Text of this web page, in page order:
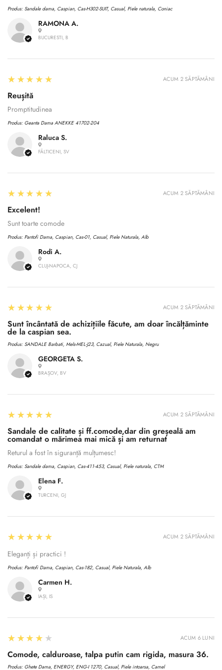
RAMONA A.
BUCURESTI, B
Produs: Sandale dama, Caspian, Cas-H302-SUIT, Casual, Piele naturala, Coniac
Raluca S.
FĂLTICENI, SV
5
★★★★★
Reușită
Promptitudinea
Produs: Geanta Dama ANEKKE 41702-204
ACUM 2 SĂPTĂMÂNI
Rodi A.
CLUJ-NAPOCA, CJ
5
★★★★★
Excelent!
Sunt toarte comode
Produs: Pantofi Dama, Caspian, Cas-01, Casual, Piele Naturala, Alb
ACUM 2 SĂPTĂMÂNI
GEORGETA S.
BRAȘOV, BV
5
★★★★★
Sunt încântată de achizițiile făcute, am doar încălțăminte
de la caspian sea.
Produs: SANDALE Barbati, Mels-MEL-J23, Cazual, Piele Naturala, Negru
ACUM 2 SĂPTĂMÂNI
Elena F.
TURCENI, GJ
5
★★★★★
Sandale de calitate și ff.comode,dar din greșeală am
comandat o mărimea mai mică și am returnat
Returul a fost în siguranță mulțumesc!
Produs: Sandale dama, Caspian, Cas-411-453, Casual, Piele naturala, CTM
ACUM 2 SĂPTĂMÂNI
Carmen H.
IAȘI, IS
5
★★★★★
Eleganți și practici !
Produs: Pantofi Dama, Caspian, Cas-182, Casual, Piele Naturala, Alb
ACUM 2 SĂPTĂMÂNI
4
★★★★★
Comode, calduroase, talpa putin cam rigida, masura 36.
Produs: Ghete Dama, ENERGY, ENG-I 1270, Casual, Piele intoarsa, Camel
ACUM 6 LUNI
Confirm your age
Are you 18 years old or older?